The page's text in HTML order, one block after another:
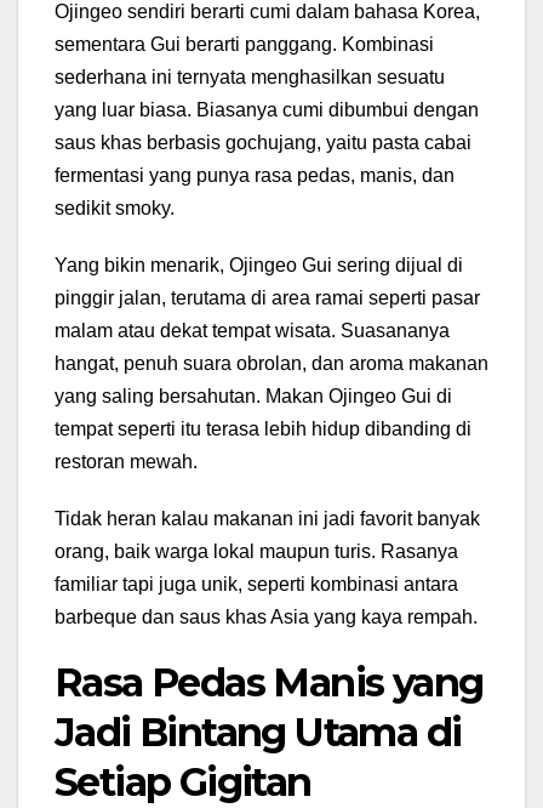
Ojingeo sendiri berarti cumi dalam bahasa Korea,
sementara Gui berarti panggang. Kombinasi
sederhana ini ternyata menghasilkan sesuatu
yang luar biasa. Biasanya cumi dibumbui dengan
saus khas berbasis gochujang, yaitu pasta cabai
fermentasi yang punya rasa pedas, manis, dan
sedikit smoky.
Yang bikin menarik, Ojingeo Gui sering dijual di
pinggir jalan, terutama di area ramai seperti pasar
malam atau dekat tempat wisata. Suasananya
hangat, penuh suara obrolan, dan aroma makanan
yang saling bersahutan. Makan Ojingeo Gui di
tempat seperti itu terasa lebih hidup dibanding di
restoran mewah.
Tidak heran kalau makanan ini jadi favorit banyak
orang, baik warga lokal maupun turis. Rasanya
familiar tapi juga unik, seperti kombinasi antara
barbeque dan saus khas Asia yang kaya rempah.
Rasa Pedas Manis yang
Jadi Bintang Utama di
Setiap Gigitan